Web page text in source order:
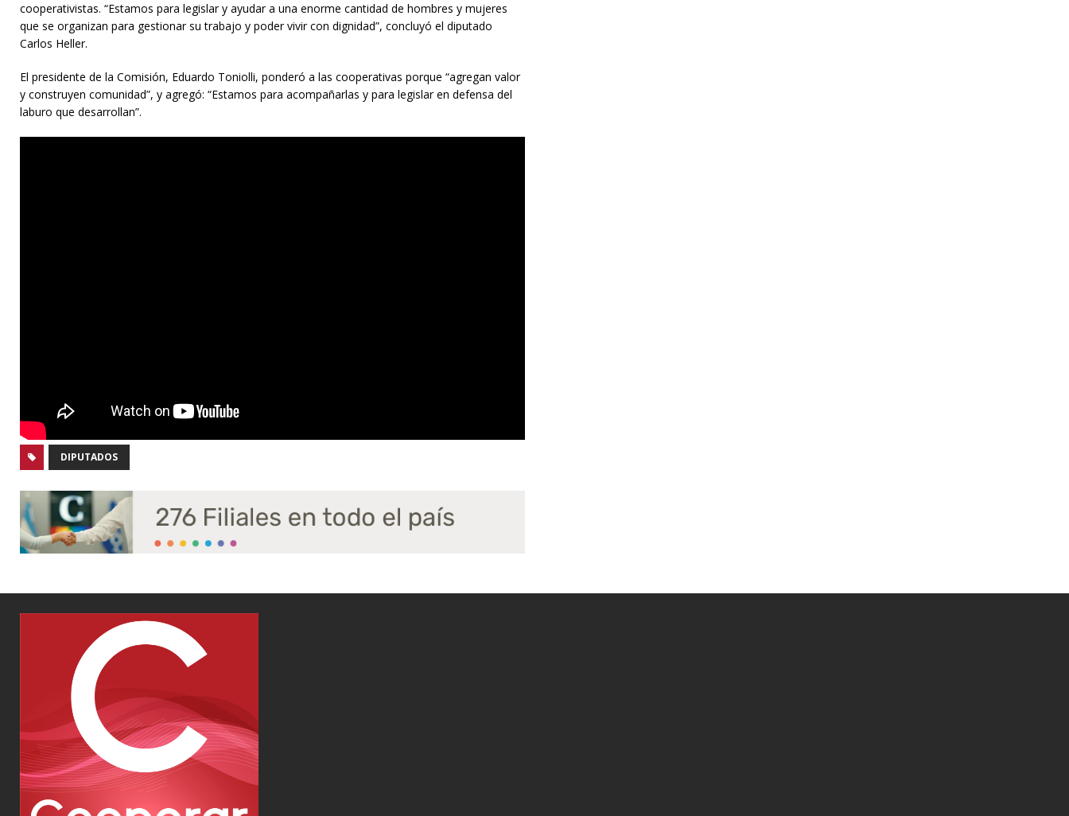
cooperativistas. “Estamos para legislar y ayudar a una enorme cantidad de hombres y mujeres
que se organizan para gestionar su trabajo y poder vivir con dignidad”, concluyó el diputado
Carlos Heller.
El presidente de la Comisión, Eduardo Toniolli, ponderó a las cooperativas porque “agregan valor
y construyen comunidad”, y agregó: “Estamos para acompañarlas y para legislar en defensa del
laburo que desarrollan”.
DIPUTADOS